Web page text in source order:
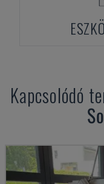
Kapcsolódó